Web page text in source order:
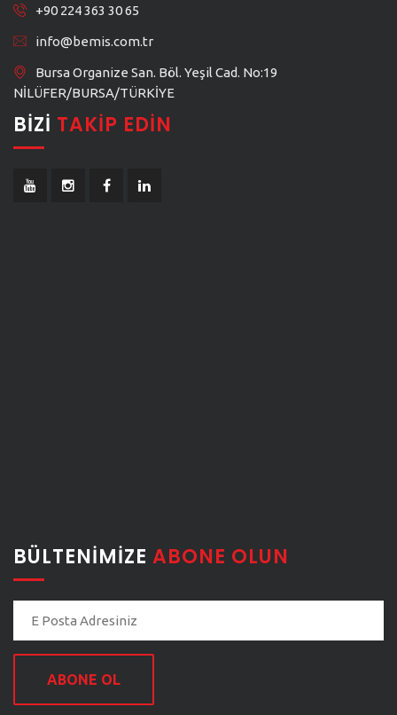
+90 224 363 30 65
info@bemis.com.tr
Bursa Organize San. Böl. Yeşil Cad. No:19
NİLÜFER/BURSA/TÜRKİYE
BIZI TAKIP EDIN
BÜLTENIMIZE ABONE OLUN
ABONE OL